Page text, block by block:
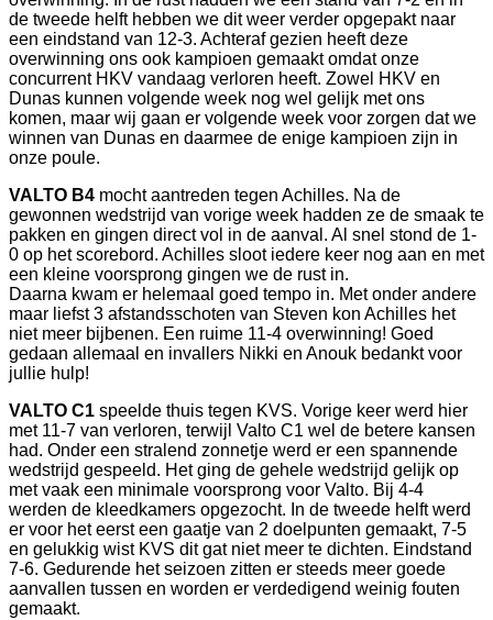
de tweede helft hebben we dit weer verder opgepakt naar
een eindstand van 12-3. Achteraf gezien heeft deze
overwinning ons ook kampioen gemaakt omdat onze
concurrent HKV vandaag verloren heeft. Zowel HKV en
Dunas kunnen volgende week nog wel gelijk met ons
komen, maar wij gaan er volgende week voor zorgen dat we
winnen van Dunas en daarmee de enige kampioen zijn in
onze poule.
VALTO B4 mocht aantreden tegen Achilles. Na de
gewonnen wedstrijd van vorige week hadden ze de smaak te
pakken en gingen direct vol in de aanval. Al snel stond de 1-
0 op het scorebord. Achilles sloot iedere keer nog aan en met
een kleine voorsprong gingen we de rust in.
Daarna kwam er helemaal goed tempo in. Met onder andere
maar liefst 3 afstandsschoten van Steven kon Achilles het
niet meer bijbenen. Een ruime 11-4 overwinning! Goed
gedaan allemaal en invallers Nikki en Anouk bedankt voor
jullie hulp!
VALTO C1 speelde thuis tegen KVS. Vorige keer werd hier
met 11-7 van verloren, terwijl Valto C1 wel de betere kansen
had. Onder een stralend zonnetje werd er een spannende
wedstrijd gespeeld. Het ging de gehele wedstrijd gelijk op
met vaak een minimale voorsprong voor Valto. Bij 4-4
werden de kleedkamers opgezocht. In de tweede helft werd
er voor het eerst een gaatje van 2 doelpunten gemaakt, 7-5
en gelukkig wist KVS dit gat niet meer te dichten. Eindstand
7-6. Gedurende het seizoen zitten er steeds meer goede
aanvallen tussen en worden er verdedigend weinig fouten
gemaakt.